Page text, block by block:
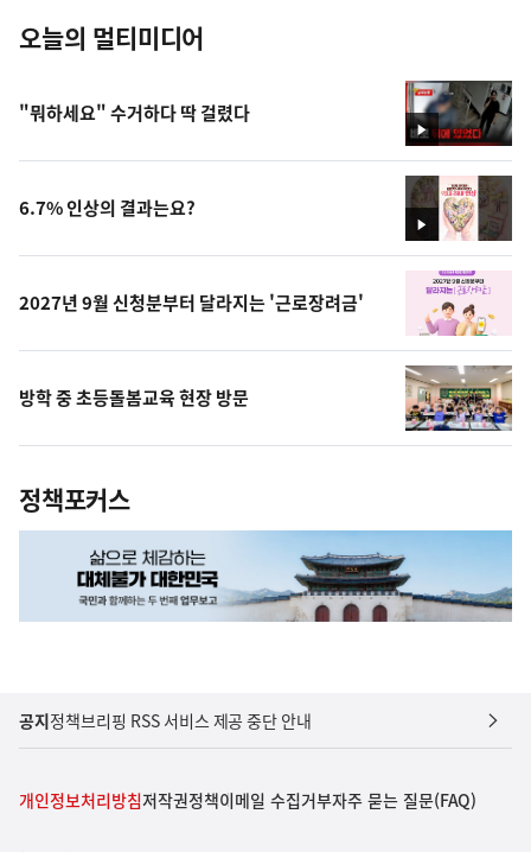
오늘의 멀티미디어
영
상
"뭐하세요" 수거하다 딱 걸렸다
영
상
6.7% 인상의 결과는요?
2027년 9월 신청분부터 달라지는 '근로장려금'
방학 중 초등돌봄교육 현장 방문
정책포커스
공지정책브리핑 RSS 서비스 제공 중단 안내
개인정보처리방침저작권정책이메일 수집거부자주 묻는 질문(FAQ)